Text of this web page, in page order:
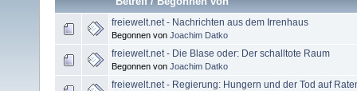
freiewelt.net - Nachrichten aus dem Irrenhaus
Begonnen von Joachim Datko
freiewelt.net - Die Blase oder: Der schalltote Raum
Begonnen von Joachim Datko
freiewelt.net - Regierung: Hungern und der Tod auf